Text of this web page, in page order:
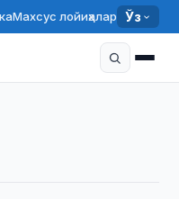
Махсус лойиҳалар Ўз
ҳузурида